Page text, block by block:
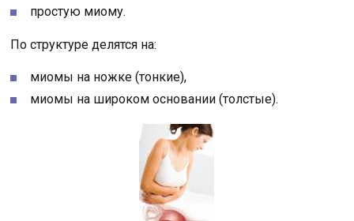
простую миому.
По структуре делятся на:
миомы на ножке (тонкие),
миомы на широком основании (толстые).